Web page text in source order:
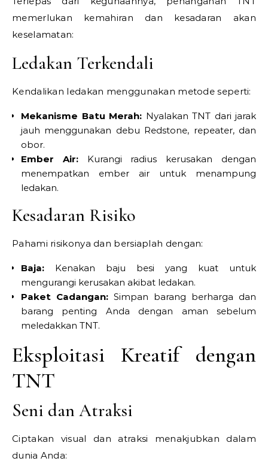
memerlukan kemahiran dan kesadaran akan
keselamatan:
Ledakan Terkendali
Kendalikan ledakan menggunakan metode seperti:
Mekanisme Batu Merah: Nyalakan TNT dari jarak
jauh menggunakan debu Redstone, repeater, dan
obor.
Ember Air:Kurangi radius kerusakan dengan
menempatkan ember air untuk menampung
ledakan.
Kesadaran Risiko
Pahami risikonya dan bersiaplah dengan:
Baja: Kenakan baju besi yang kuat untuk
mengurangi kerusakan akibat ledakan.
Paket Cadangan: Simpan barang berharga dan
barang penting Anda dengan aman sebelum
meledakkan TNT.
Eksploitasi Kreatif dengan
TNT
Seni dan Atraksi
Ciptakan visual dan atraksi menakjubkan dalam
dunia Anda: